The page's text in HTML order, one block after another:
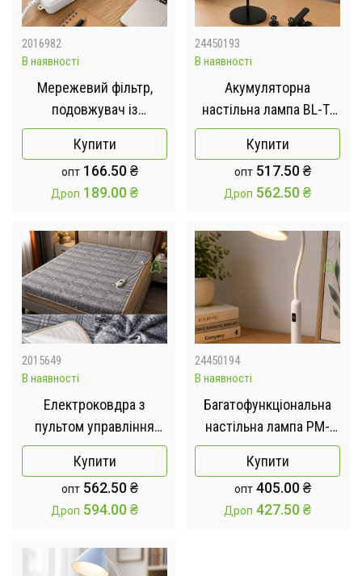
2016982
В наявності
Мережевий фільтр,
подовжувач із
вимикачем на 5
розеток 1.8м
Купити
опт 166.50₴
Дроп 189.00₴
24450193
В наявності
Акумуляторна
настільна лампа BL-T-
007 / Світильник три
температури світла /
Лампа 7 Вт
Купити
опт 517.50₴
Дроп 562.50₴
2015649
В наявності
Електроковдра з
пультом управління
150×180см /
Електропростирадло в
клітину 130 Вт
Купити
опт 562.50₴
Дроп 594.00₴
24450194
В наявності
Багатофункціональна
настільна лампа PM-
6612 / Світлодіодна
настільна лампа з
акумулятором /
Світильник з гнучкою
Купити
опт 405.00₴
Дроп 427.50₴